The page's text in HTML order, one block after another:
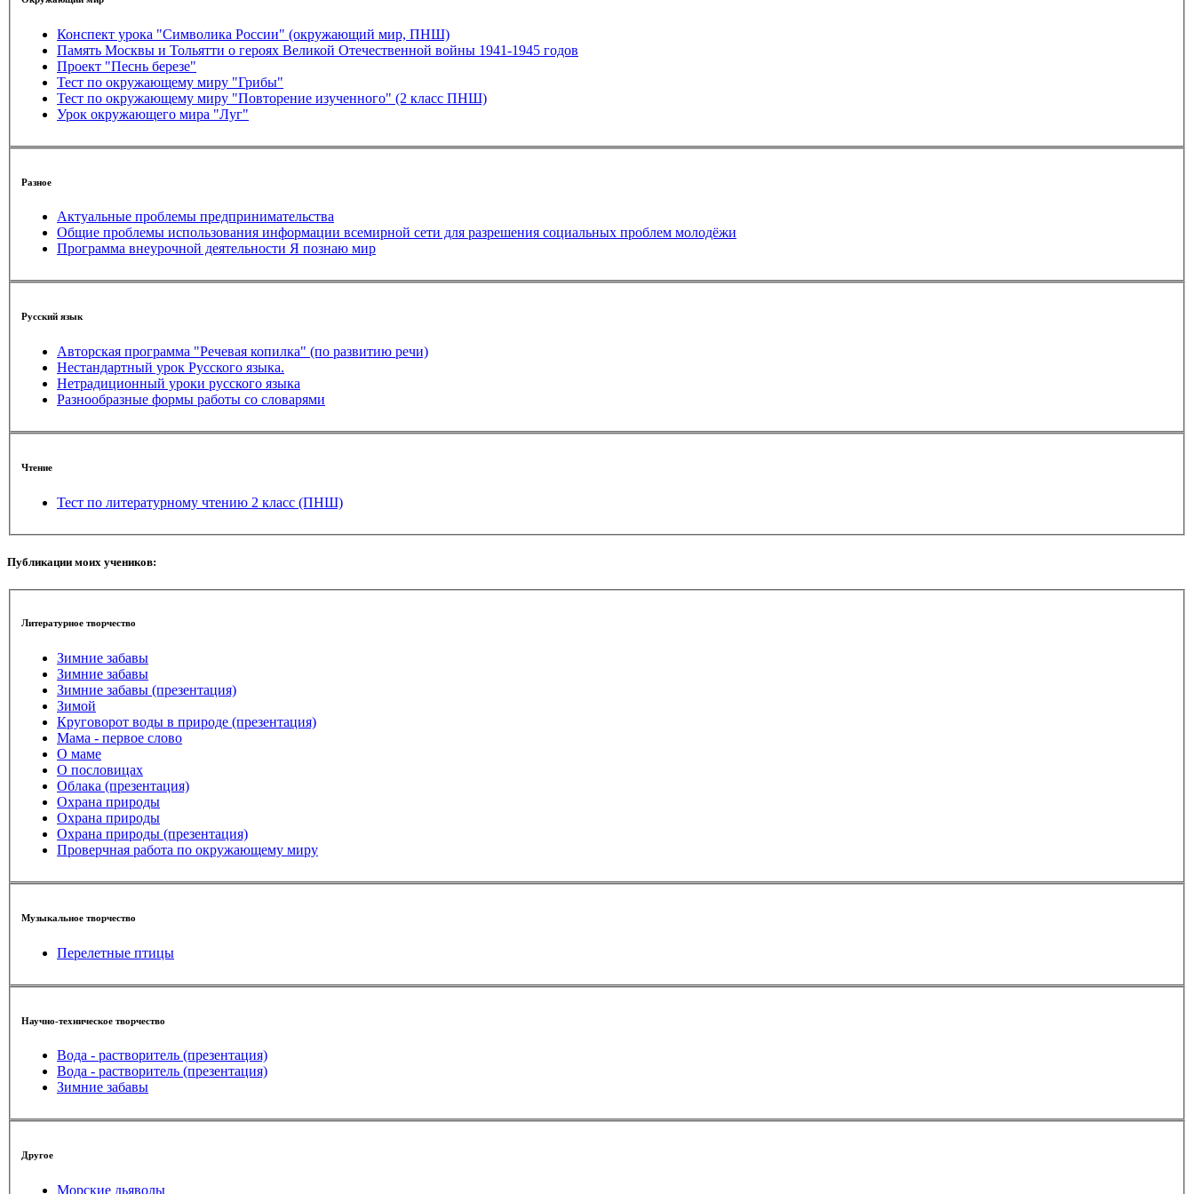
Конспект урока "Символика России" (окружающий мир, ПНШ)
Память Москвы и Тольятти о героях Великой Отечественной войны 1941-1945 годов
Проект "Песнь березе"
Тест по окружающему миру "Грибы"
Тест по окружающему миру "Повторение изученного" (2 класс ПНШ)
Урок окружающего мира "Луг"
Разное
Актуальные проблемы предпринимательства
Общие проблемы использования информации всемирной сети для разрешения социальных проблем молодёжи
Программа внеурочной деятельности Я познаю мир
Русский язык
Авторская программа "Речевая копилка" (по развитию речи)
Нестандартный урок Русского языка.
Нетрадиционный уроки русского языка
Разнообразные формы работы со словарями
Чтение
Тест по литературному чтению 2 класс (ПНШ)
Публикации моих учеников:
Литературное творчество
Зимние забавы
Зимние забавы
Зимние забавы (презентация)
Зимой
Круговорот воды в природе (презентация)
Мама - первое слово
О маме
О пословицах
Облака (презентация)
Охрана природы
Охрана природы
Охрана природы (презентация)
Проверчная работа по окружающему миру
Музыкальное творчество
Перелетные птицы
Научно-техническое творчество
Вода - растворитель (презентация)
Вода - растворитель (презентация)
Зимние забавы
Другое
Морские дьяволы